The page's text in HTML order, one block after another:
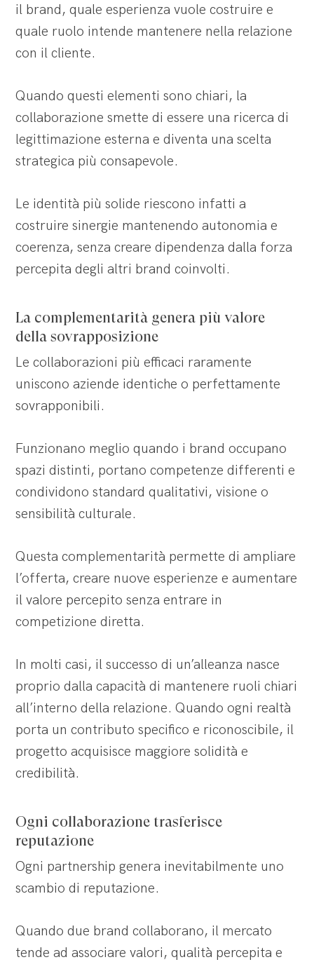
il brand, quale esperienza vuole costruire e
quale ruolo intende mantenere nella relazione
con il cliente.
Quando questi elementi sono chiari, la
collaborazione smette di essere una ricerca di
legittimazione esterna e diventa una scelta
strategica più consapevole.
Le identità più solide riescono infatti a
costruire sinergie mantenendo autonomia e
coerenza, senza creare dipendenza dalla forza
percepita degli altri brand coinvolti.
La complementarità genera più valore
della sovrapposizione
Le collaborazioni più efficaci raramente
uniscono aziende identiche o perfettamente
sovrapponibili.
Funzionano meglio quando i brand occupano
spazi distinti, portano competenze differenti e
condividono standard qualitativi, visione o
sensibilità culturale.
Questa complementarità permette di ampliare
l’offerta, creare nuove esperienze e aumentare
il valore percepito senza entrare in
competizione diretta.
In molti casi, il successo di un’alleanza nasce
proprio dalla capacità di mantenere ruoli chiari
all’interno della relazione. Quando ogni realtà
porta un contributo specifico e riconoscibile, il
progetto acquisisce maggiore solidità e
credibilità.
Ogni collaborazione trasferisce
reputazione
Ogni partnership genera inevitabilmente uno
scambio di reputazione.
Quando due brand collaborano, il mercato
tende ad associare valori, qualità percepita e